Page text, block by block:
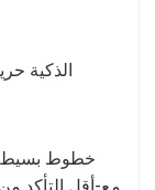
خطوط بسيطة